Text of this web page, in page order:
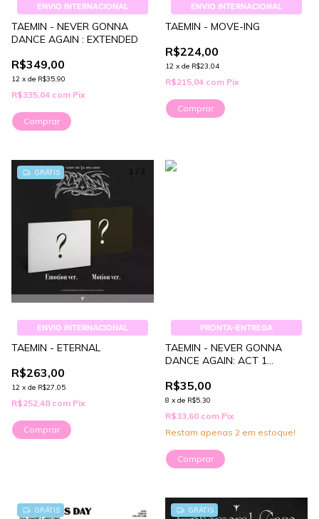
ENVIO INTERNACIONAL
TAEMIN - NEVER GONNA
DANCE AGAIN : EXTENDED
R$349,00
12 x de R$35,90
R$335,04 com Pix
Comprar
ENVIO INTERNACIONAL
TAEMIN - MOVE-ING
R$224,00
12 x de R$23,04
R$215,04 com Pix
Comprar
1 / 3
GRÁTIS
ENVIO INTERNACIONAL
TAEMIN - ETERNAL
R$263,00
12 x de R$27,05
R$252,48 com Pix
Comprar
PRONTA-ENTREGA
TAEMIN - NEVER GONNA
DANCE AGAIN: ACT 1
ENTREGA]
R$35,00
8 x de R$5,30
R$33,60 com Pix
Restam apenas 2 em estoque!
GRÁTIS GRÁTIS